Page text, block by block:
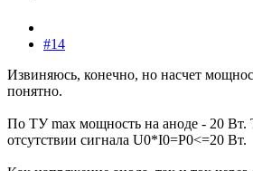
#14
Извиняюсь, конечно, но насчет
понятно.
По ТУ max мощность на аноде - 20 Вт.
отсутствии сигнала U0*I0=P0<=20 Вт.